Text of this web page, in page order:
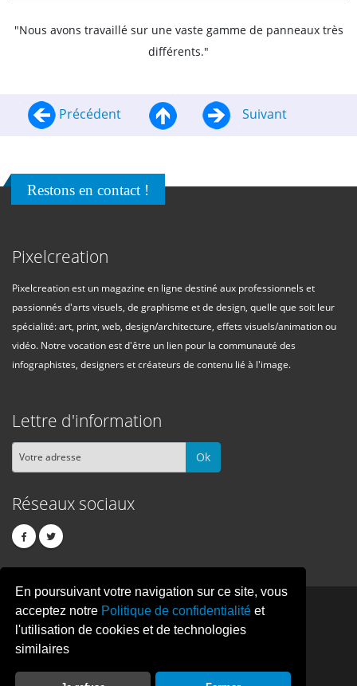
En poursuivant votre navigation sur ce site, vous
acceptez notre Politique de confidentialité et
l'utilisation de cookies et de technologies
similaires
"Nous avons travaillé sur une vaste gamme de panneaux très
différents."
Précédent Suivant
Restons en contact !
Pixelcreation
Pixelcreation est un magazine en ligne destiné aux professionnels et
passionnés d'arts visuels, de graphisme et de design, quelle que soit leur
spécialité: art, print, web, design/architecture, effets visuels/animation ou
vidéo. Notre vocation est d'être un lien pour la communauté des
infographistes, designers et créateurs de contenu lié à l'image.
Lettre d'information
Ok
Réseaux sociaux
PIXELCREATION